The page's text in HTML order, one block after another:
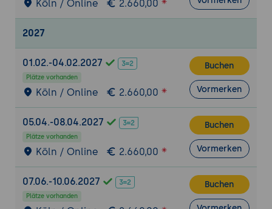
Lab
Konfigurieren der Tools und
Erkennen/Entschärfen der gängigen
Angriffe auf Kubernetes
Für die schnellen, herausfordernden
Köln / Online 2.660,00
2027
01.02.-04.02.2027
Plätze vorhanden
Köln / Online 2.660,00
Buchen
Vormerken
05.04.-08.04.2027
Plätze vorhanden
Köln / Online 2.660,00
Buchen
Vormerken
07.06.-10.06.2027
Plätze vorhanden
Buchen